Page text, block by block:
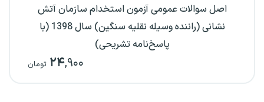
اصل سوالات عمومی آزمون استخدام سازمان آتش
نشانی (راننده وسیله نقلیه سنگین) سال 1398 (با
پاسخ‌نامه تشریحی)
۲۴,۹۰۰ تومان